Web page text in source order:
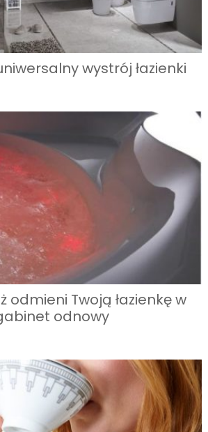
wystrój łazienki
odmieni Twoją łazienkę w
odnowy